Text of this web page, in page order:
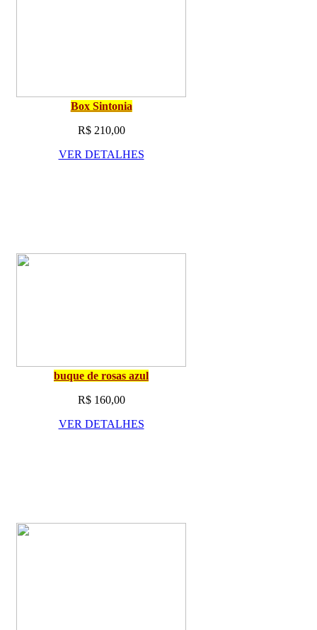
Box Sintonia
R$ 210,00
VER DETALHES
buque de rosas azul
R$ 160,00
VER DETALHES